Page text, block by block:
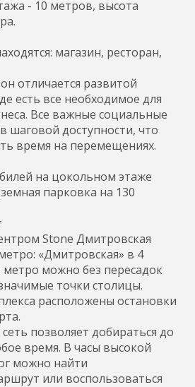
- 10 метров, высота
магазин, ресторан,
отличается развитой
есть все необходимое для
Все важные социальные
шаговой доступности, что
время на перемещениях.
на цокольном этаже
парковка на 130
Stone Дмитровская
«Дмитровская» в 4
можно без пересадок
точки столицы.
расположены остановки
позволяет добираться до
время. В часы высокой
можно найти
или воспользоваться